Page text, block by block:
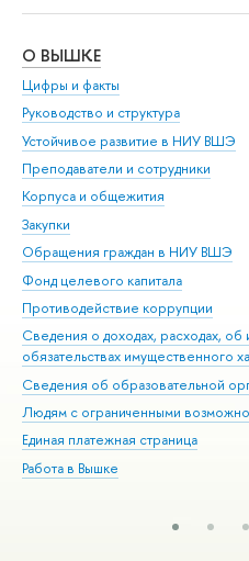
О ВЫШКЕ
Цифры и факты
Руководство и структура
Устойчивое развитие в НИУ ВШЭ
Преподаватели и сотрудники
Корпуса и общежития
Закупки
Обращения граждан в НИУ ВШЭ
Фонд целевого капитала
Противодействие коррупции
Сведения о доходах, расходах, об
обязательствах имущественного
Сведения об образовательной
Людям с ограниченными
Единая платежная страница
Работа в Вышке